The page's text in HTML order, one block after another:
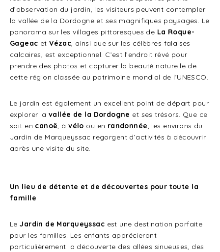
d’observation du jardin, les visiteurs peuvent contempler
la vallée de la Dordogne et ses magnifiques paysages. Le
panorama sur les villages pittoresques de La Roque-
Gageac etVézac, ainsi que sur les célèbres falaises
calcaires, est exceptionnel. C’est l’endroit rêvé pour
prendre des photos et capturer la beauté naturelle de
cette région classée au patrimoine mondial de l’UNESCO.
Le jardin est également un excellent point de départ pour
explorer lavallée de la Dordogne et ses trésors. Que ce
soit en canoë, àvélo ou en randonnée, les environs du
Jardin de Marqueyssac regorgent d’activités à découvrir
après une visite du site.
Un lieu de détente et de découvertes pour toute la
famille
LeJardin de Marqueyssac est une destination parfaite
pour les familles. Les enfants apprécieront
particulièrement la découverte des allées sinueuses, des